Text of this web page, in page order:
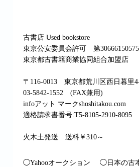
古書店 Used bookstore
東京公安委員会許可 第
東京都古書籍商業協同組合加盟店
〒116-0013 東京都荒川区西日暮里
03-5842-1552 (FAX兼用)
infoアット マークshoshitakou.com
適格請求書番号:T5-8105-2910-8095
火木土発送 送料￥310～
◯Yahooオークション
◯日本の古